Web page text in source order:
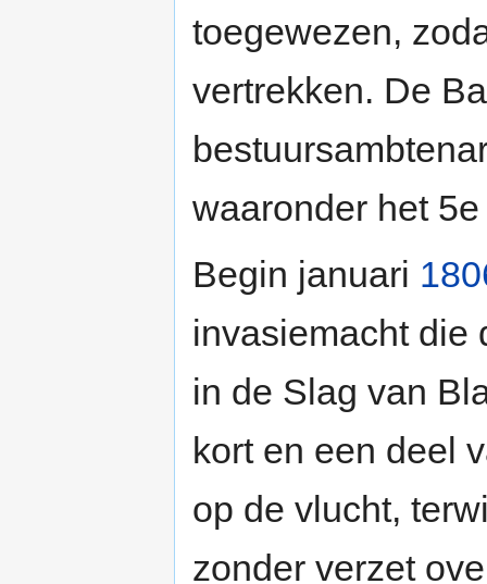
toegewezen,
vertrekken. De
waaronder het
Begin januari
invasiemacht die
in de Slag van
kort en een deel
op de vlucht,
zonder verzet